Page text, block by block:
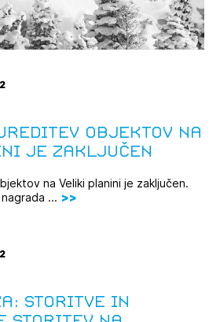
objektov na
je zaključen
na Veliki planini je zaključen.
...
Storitve in